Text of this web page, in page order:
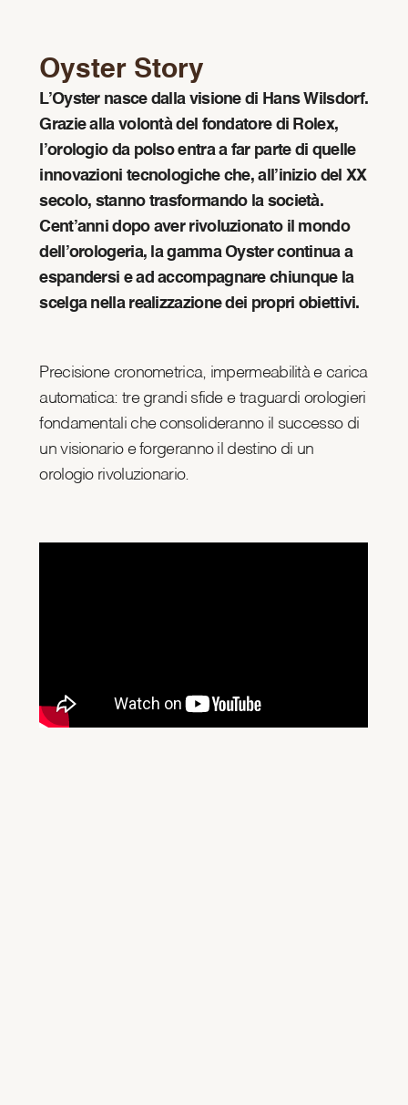
Oyster Story
L’Oyster nasce dalla visione di Hans Wilsdorf.
Grazie alla volontà del fondatore di Rolex,
l’orologio da polso entra a far parte di quelle
innovazioni tecnologiche che, all’inizio del XX
secolo, stanno trasformando la società.
Cent’anni dopo aver rivoluzionato il mondo
dell’orologeria, la gamma Oyster continua a
espandersi e ad accompagnare chiunque la
scelga nella realizzazione dei propri obiettivi.
Precisione cronometrica, impermeabilità e carica
automatica: tre grandi sfide e traguardi orologieri
fondamentali che consolideranno il successo di
un visionario e forgeranno il destino di un
orologio rivoluzionario.